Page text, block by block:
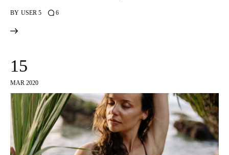
BY USER 5 6
15
MAR 2020